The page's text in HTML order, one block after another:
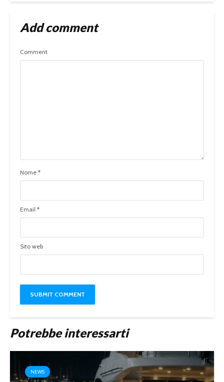
Add comment
Comment
Nome *
Email *
Sito web
Potrebbe interessarti
NEWS